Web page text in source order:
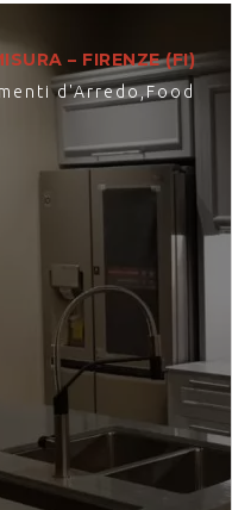
– FIRENZE (FI)
d'Arredo,Food